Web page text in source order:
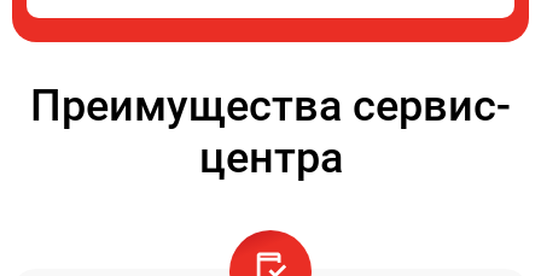
Преимущества сервис-
центра